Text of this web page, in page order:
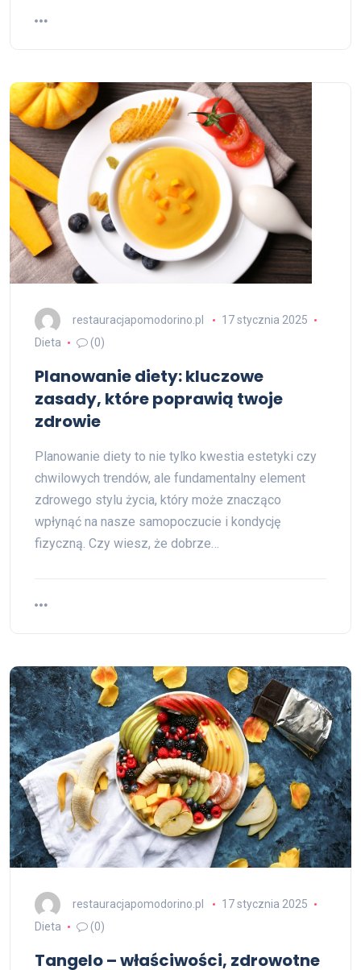
restauracjapomodorino.pl
17 stycznia 2025
Dieta
(0)
Planowanie diety: kluczowe
zasady, które poprawią twoje
zdrowie
Planowanie diety to nie tylko kwestia estetyki czy
chwilowych trendów, ale fundamentalny element
zdrowego stylu życia, który może znacząco
wpłynąć na nasze samopoczucie i kondycję
fizyczną. Czy wiesz, że dobrze…
restauracjapomodorino.pl
17 stycznia 2025
Dieta
(0)
Tangelo – właściwości, zdrowotne